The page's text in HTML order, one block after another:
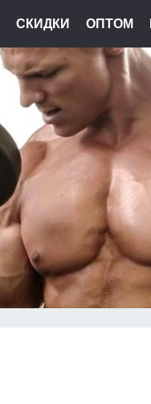
СКИДКИ ОПТОМ